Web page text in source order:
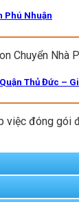
Phú Nhuận
Chuyển Nhà
Thủ Đức –
việc đóng gói